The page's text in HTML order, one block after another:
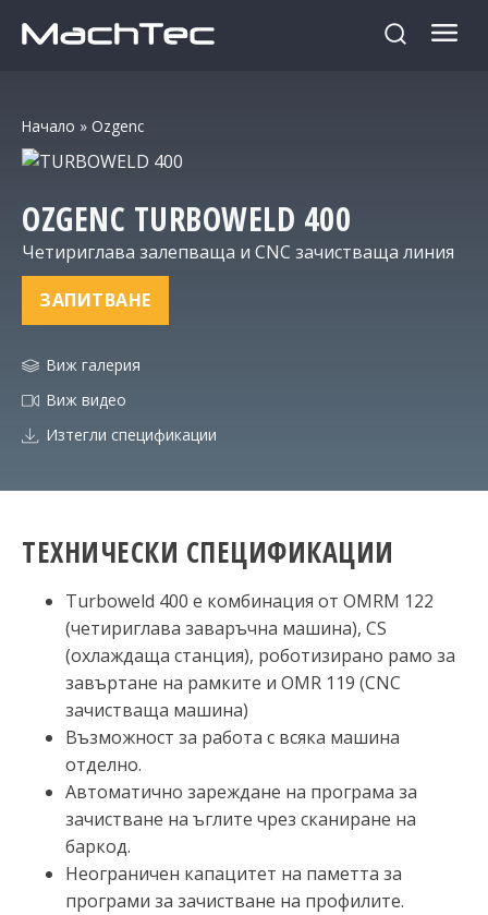
Начало » Ozgenc
OZGENC TURBOWELD 400
Четириглава залепваща и CNC зачистваща линия
ЗАПИТВАНЕ
Виж галерия
Виж видео
Изтегли спецификации
ТЕХНИЧЕСКИ СПЕЦИФИКАЦИИ
Turboweld 400 е комбинация от OMRM 122
(четириглава заваръчна машина), CS
(охлаждаща станция), роботизирано рамо за
завъртане на рамките и OMR 119 (CNC
зачистваща машина)
Възможност за работа с всяка машина
отделно.
Автоматично зареждане на програма за
зачистване на ъглите чрез сканиране на
баркод.
Неограничен капацитет на паметта за
програми за зачистване на профилите.